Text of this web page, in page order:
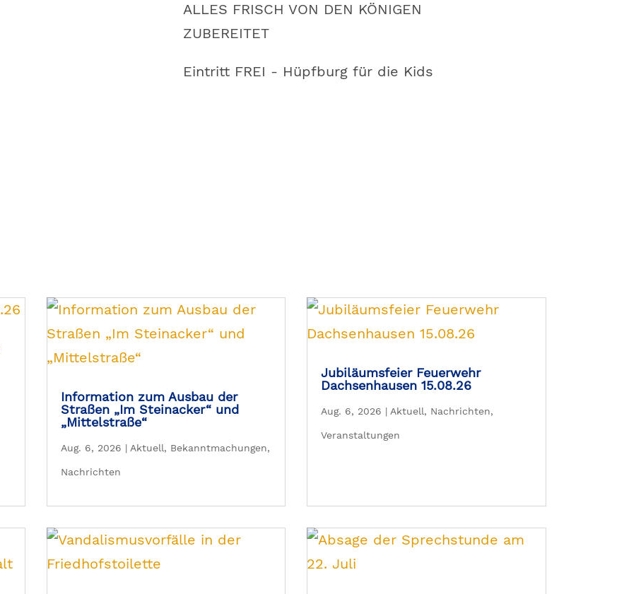
ALLES FRISCH VON DEN KÖNIGEN
ZUBEREITET
Eintritt FREI - Hüpfburg für die Kids
Information zum Ausbau der
Straßen „Im Steinacker“ und
„Mittelstraße“
Aug. 6, 2026 | Aktuell, Bekanntmachungen,
Nachrichten
Jubiläumsfeier Feuerwehr
Dachsenhausen 15.08.26
Aug. 6, 2026 | Aktuell, Nachrichten,
Veranstaltungen